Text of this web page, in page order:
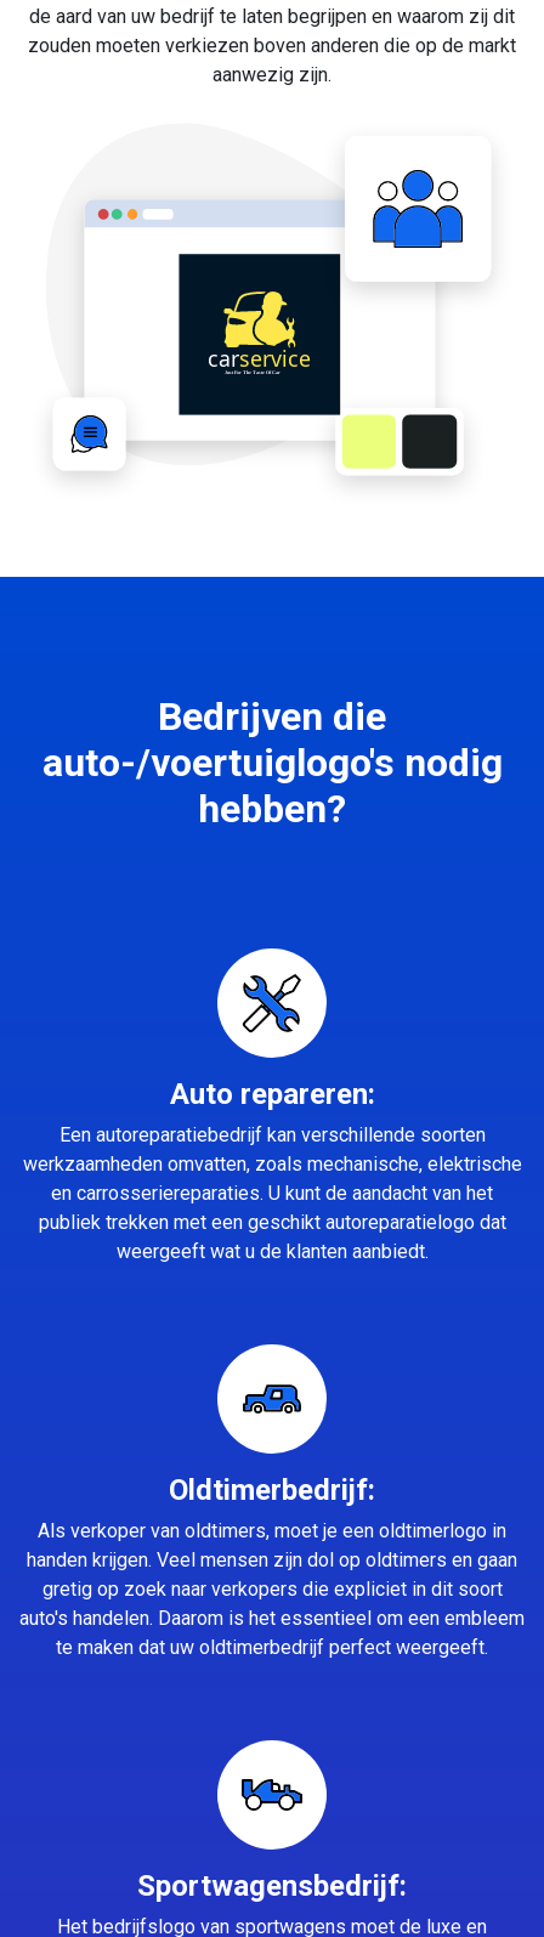
de aard van uw bedrijf te laten begrijpen en waarom zij dit
zouden moeten verkiezen boven anderen die op de markt
aanwezig zijn.
Bedrijven die
auto-/voertuiglogo's nodig
hebben?
Auto repareren:
Een autoreparatiebedrijf kan verschillende soorten
werkzaamheden omvatten, zoals mechanische, elektrische
en carrosseriereparaties. U kunt de aandacht van het
publiek trekken met een geschikt autoreparatielogo dat
weergeeft wat u de klanten aanbiedt.
Oldtimerbedrijf:
Als verkoper van oldtimers, moet je een oldtimerlogo in
handen krijgen. Veel mensen zijn dol op oldtimers en gaan
gretig op zoek naar verkopers die expliciet in dit soort
auto's handelen. Daarom is het essentieel om een embleem
te maken dat uw oldtimerbedrijf perfect weergeeft.
Sportwagensbedrijf:
Het bedrijfslogo van sportwagens moet de luxe en